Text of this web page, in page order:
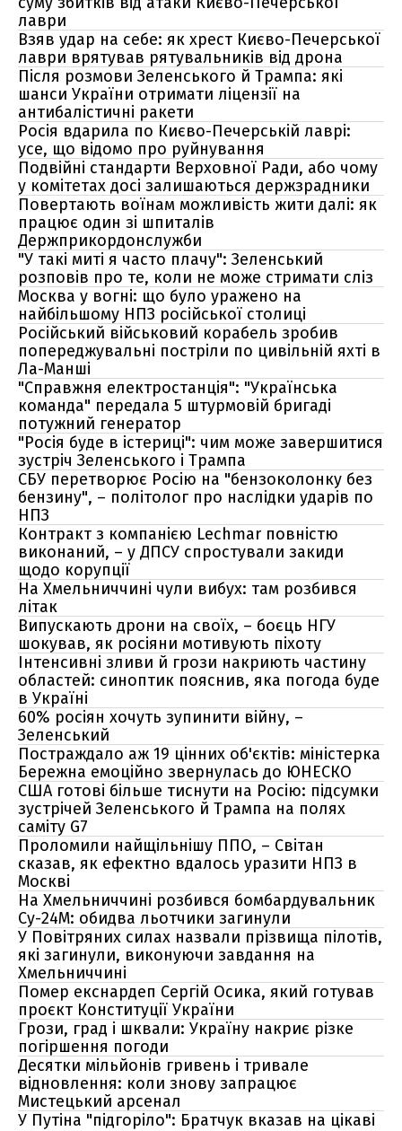
лаври
Взяв удар на себе: як хрест Києво-Печерської
лаври врятував рятувальників від дрона
Після розмови Зеленського й Трампа: які
шанси України отримати ліцензії на
антибалістичні ракети
Росія вдарила по Києво-Печерській лаврі:
усе, що відомо про руйнування
Подвійні стандарти Верховної Ради, або чому
у комітетах досі залишаються держзрадники
Повертають воїнам можливість жити далі: як
працює один зі шпиталів
Держприкордонслужби
"У такі миті я часто плачу": Зеленський
розповів про те, коли не може стримати сліз
Москва у вогні: що було уражено на
найбільшому НПЗ російської столиці
Російський військовий корабель зробив
попереджувальні постріли по цивільній яхті в
Ла-Манші
"Справжня електростанція": "Українська
команда" передала 5 штурмовій бригаді
потужний генератор
"Росія буде в істериці": чим може завершитися
зустріч Зеленського і Трампа
СБУ перетворює Росію на "бензоколонку без
бензину", – політолог про наслідки ударів по
НПЗ
Контракт з компанією Lechmar повністю
виконаний, – у ДПСУ спростували закиди
щодо корупції
На Хмельниччині чули вибух: там розбився
літак
Випускають дрони на своїх, – боєць НГУ
шокував, як росіяни мотивують піхоту
Інтенсивні зливи й грози накриють частину
областей: синоптик пояснив, яка погода буде
в Україні
60% росіян хочуть зупинити війну, –
Зеленський
Постраждало аж 19 цінних об'єктів: міністерка
Бережна емоційно звернулась до ЮНЕСКО
США готові більше тиснути на Росію: підсумки
зустрічей Зеленського й Трампа на полях
саміту G7
Проломили найщільнішу ППО, – Світан
сказав, як ефектно вдалось уразити НПЗ в
Москві
На Хмельниччині розбився бомбардувальник
Су-24М: обидва льотчики загинули
У Повітряних силах назвали прізвища пілотів,
які загинули, виконуючи завдання на
Хмельниччині
Помер екснардеп Сергій Осика, який готував
проєкт Конституції України
Грози, град і шквали: Україну накриє різке
погіршення погоди
Десятки мільйонів гривень і тривале
відновлення: коли знову запрацює
Мистецький арсенал
У Путіна "підгоріло": Братчук вказав на цікаві